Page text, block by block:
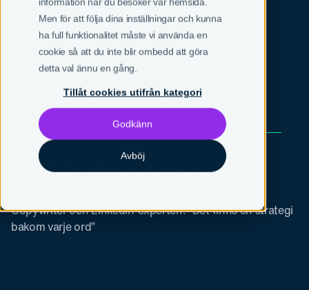
Men för att följa dina inställningar och kunna
ha full funktionalitet måste vi använda en
cookie så att du inte blir ombedd att göra
detta val ännu en gång.
Tillåt cookies utifrån kategori
Godkänn
Avböj
SVEN
/ Lär känna
Robin Andersson
Copywriter och Linkedin-experten: ”Det finns en strategi
bakom varje ord”